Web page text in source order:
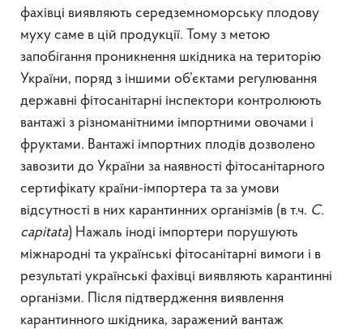
фахівці виявляють середземноморську плодову
муху саме в цій продукції. Тому з метою
запобігання проникнення шкідника на територію
України, поряд з іншими об’єктами регулювання
державні фітосанітарні інспектори контролюють
вантажі з різноманітними імпортними овочами і
фруктами. Вантажі імпортних плодів дозволено
завозити до України за наявності фітосанітарного
сертифікату країни-імпортера та за умови
відсутності в них карантинних організмів (в т.ч. C.
сapitata) Нажаль іноді імпортери порушують
міжнародні та українські фітосанітарні вимоги і в
результаті українські фахівці виявляють карантинні
організми. Після підтвердження виявлення
карантинного шкідника, заражений вантаж